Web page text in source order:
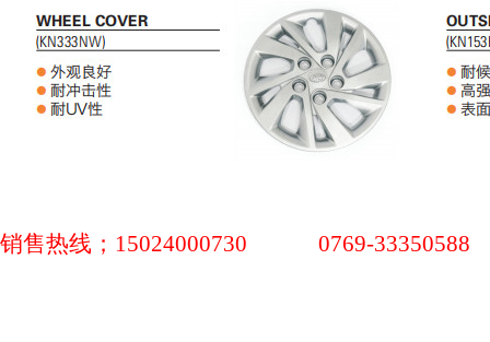
销售热线； 15024000730 0769-33350588